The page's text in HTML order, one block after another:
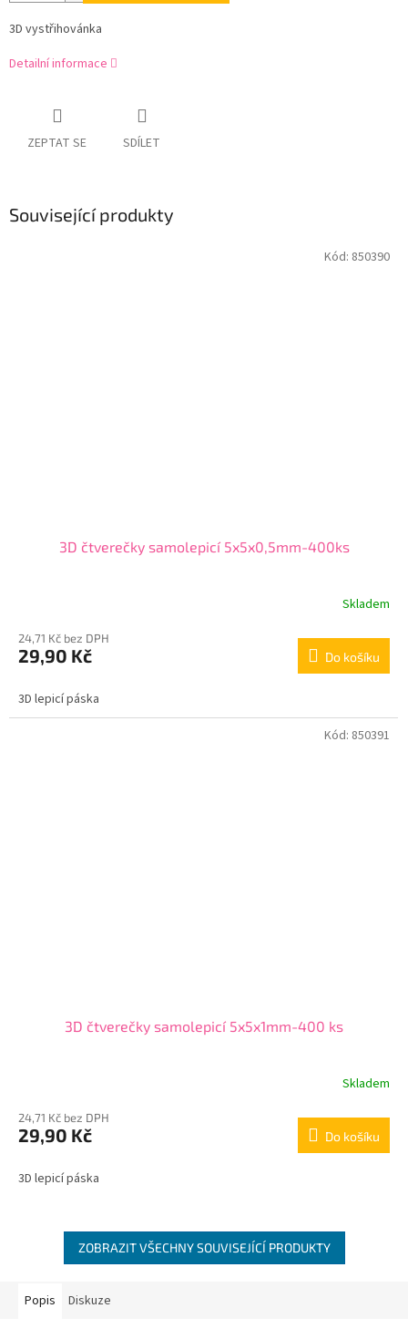
3D vystřihovánka
Detailní informace
ZEPTAT SE SDÍLET
Související produkty
3D čtverečky samolepicí 5x5x0,5mm-400ks
Skladem
24,71 Kč bez DPH
29,90 Kč Do košíku
3D lepicí páska
Kód: 850390
3D čtverečky samolepicí 5x5x1mm-400 ks
Skladem
24,71 Kč bez DPH
29,90 Kč Do košíku
3D lepicí páska
Kód: 850391
ZOBRAZIT VŠECHNY SOUVISEJÍCÍ PRODUKTY
Popis Diskuze